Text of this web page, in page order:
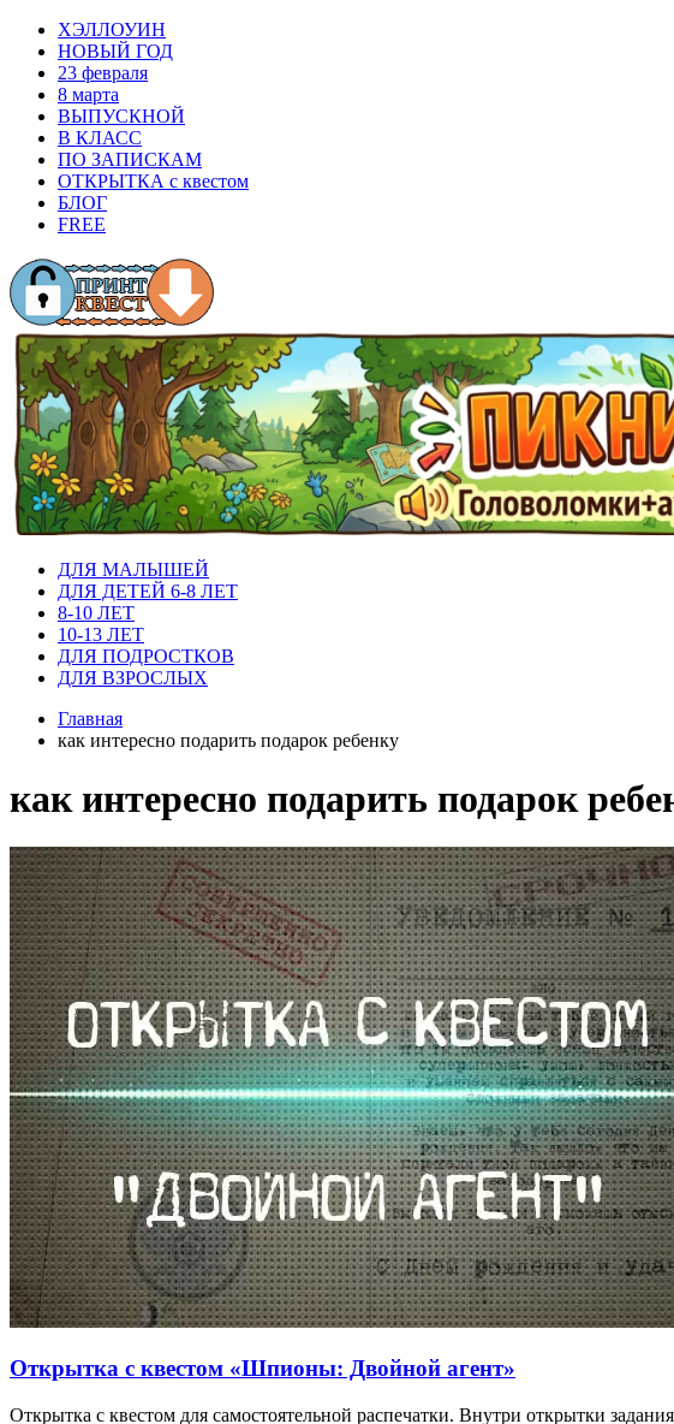
ХЭЛЛОУИН
НОВЫЙ ГОД
23 февраля
8 марта
ВЫПУСКНОЙ
В КЛАСС
ПО ЗАПИСКАМ
ОТКРЫТКА с квестом
БЛОГ
FREE
ДЛЯ МАЛЫШЕЙ
ДЛЯ ДЕТЕЙ 6-8 ЛЕТ
8-10 ЛЕТ
10-13 ЛЕТ
ДЛЯ ПОДРОСТКОВ
ДЛЯ ВЗРОСЛЫХ
Главная
как интересно подарить подарок ребенку
как интересно подарить подарок
Открытка с квестом «Шпионы: Двойной агент»
Открытка с квестом для самостоятельной распечатки. Внутри открытки